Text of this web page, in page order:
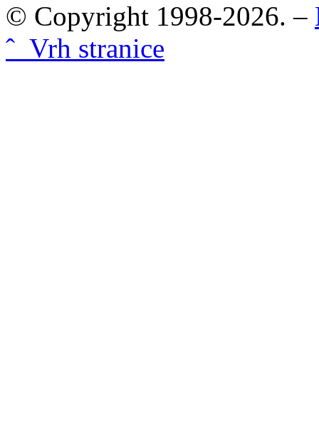
© Copyright 1998-2026. –
ˆ Vrh stranice